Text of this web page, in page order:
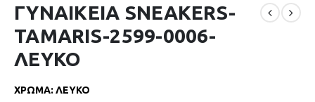
ΓΥΝΑΙΚΕΙΑ SNEAKERS-
TAMARIS-2599-0006-
ΛΕΥΚΟ
ΧΡΩΜΑ: ΛΕΥΚΟ